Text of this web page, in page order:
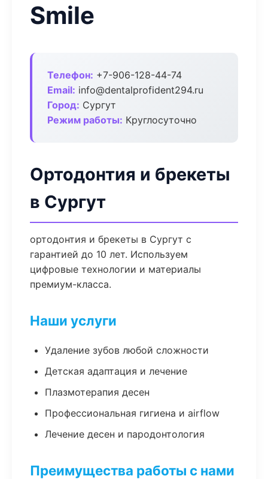
Smile
Телефон: +7-906-128-44-74
Email: info@dentalprofident294.ru
Город: Сургут
Режим работы: Круглосуточно
Ортодонтия и брекеты
в Сургут
ортодонтия и брекеты в Сургут с
гарантией до 10 лет. Используем
цифровые технологии и материалы
премиум-класса.
Наши услуги
Удаление зубов любой сложности
Детская адаптация и лечение
Плазмотерапия десен
Профессиональная гигиена и airflow
Лечение десен и пародонтология
Преимущества работы с нами